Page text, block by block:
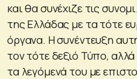
και θα συνέχιζε τις
της Ελλάδας με τα τότε
όργανα. Η συνέντευξη
τον τότε δεξιό Τύπο,
τα λεγόμενά του με